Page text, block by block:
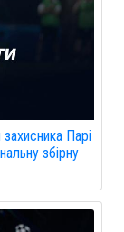
Парі
збірну